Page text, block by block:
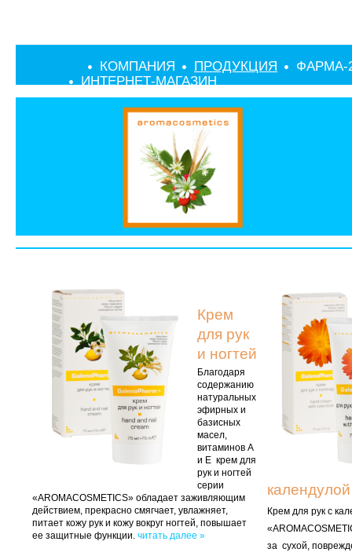
КОМПАНИЯ ПРОДУКЦИЯ
ФАРМА-
ИНТЕРНЕТ-МАГАЗИН
Крем
для рук
и ногтей
Благодаря
содержанию
натуральных
эфирных и
базисных
масел,
витаминов А
и Е крем для
рук и ногтей
серии
«AROMACOSMETICS» обладает заживляющим
действием, прекрасно смягчает, увлажняет,
питает кожу рук и кожу вокруг ногтей, повышает
ее защитные функции. читать далее »
календулой
Крем для рук с
за сухой,